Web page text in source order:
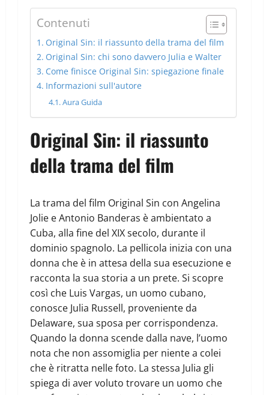
Contenuti
Original Sin: il riassunto della trama del film
Original Sin: chi sono davvero Julia e Walter
Come finisce Original Sin: spiegazione finale
Informazioni sull'autore
Aura Guida
Original Sin: il riassunto
della trama del film
La trama del film Original Sin con Angelina
Jolie e Antonio Banderas è ambientato a
Cuba, alla fine del XIX secolo, durante il
dominio spagnolo. La pellicola inizia con una
donna che è in attesa della sua esecuzione e
racconta la sua storia a un prete. Si scopre
così che Luis Vargas, un uomo cubano,
conosce Julia Russell, proveniente da
Delaware, sua sposa per corrispondenza.
Quando la donna scende dalla nave, l’uomo
nota che non assomiglia per niente a colei
che è ritratta nelle foto. La stessa Julia gli
spiega di aver voluto trovare un uomo che